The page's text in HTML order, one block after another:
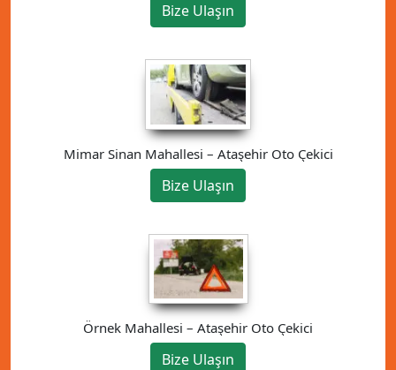
Bize Ulaşın
Mimar Sinan Mahallesi – Ataşehir Oto Çekici
Bize Ulaşın
Örnek Mahallesi – Ataşehir Oto Çekici
Bize Ulaşın